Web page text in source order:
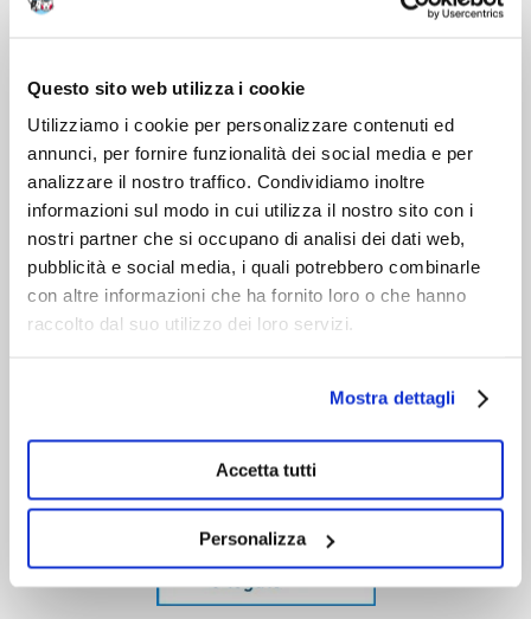
Questo sito web utilizza i cookie
Utilizziamo i cookie per personalizzare contenuti ed
annunci, per fornire funzionalità dei social media e per
analizzare il nostro traffico. Condividiamo inoltre
informazioni sul modo in cui utilizza il nostro sito con i
nostri partner che si occupano di analisi dei dati web,
pubblicità e social media, i quali potrebbero combinarle
con altre informazioni che ha fornito loro o che hanno
raccolto dal suo utilizzo dei loro servizi.
Mostra dettagli
Accetta tutti
Personalizza
DOPO L'ACQUISTO
VIENI A CONOSCERCI